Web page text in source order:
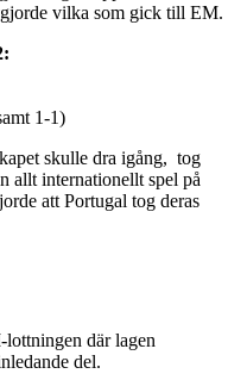
vilka som gick till EM.
1-1)
skulle dra igång, tog
allt internationellt spel på
att Portugal tog deras
där lagen
del.